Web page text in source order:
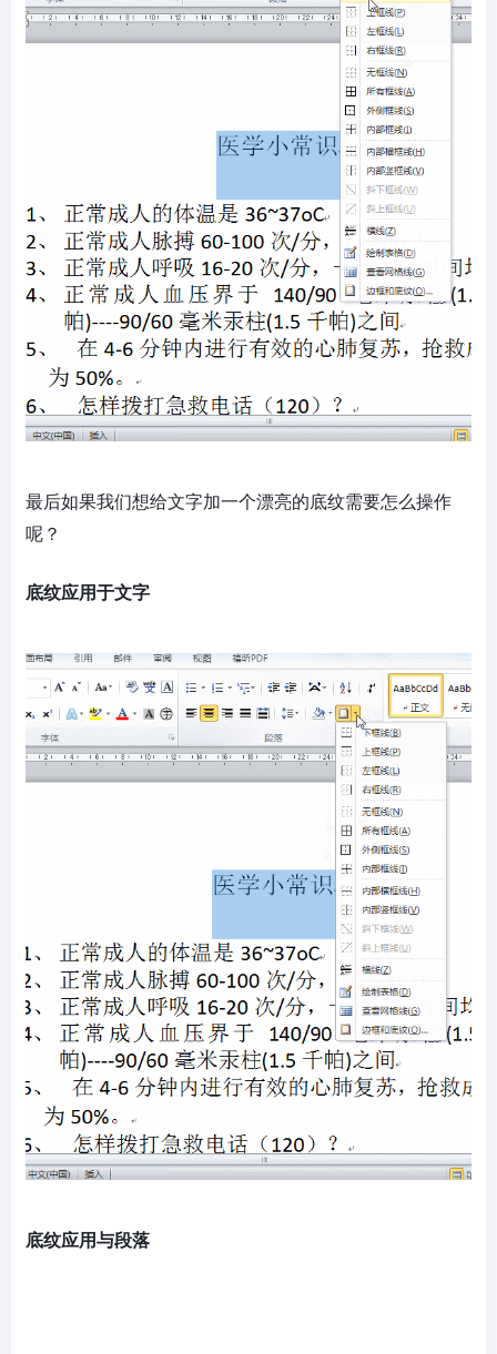
最后如果我们想给文字加一个漂亮的底纹需要怎么操作
呢？
底纹应用于文字
底纹应用与段落